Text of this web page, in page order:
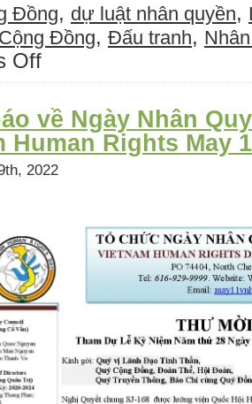
Đồng, dự luật nhân quyền,
Cộng Đồng, Đấu tranh,
Offon
Động
Nhân
Quyền
cho
(Vietnam
Human
Rights
Advocacy
Day)
về Ngày Nhân
Human Rights May
2022